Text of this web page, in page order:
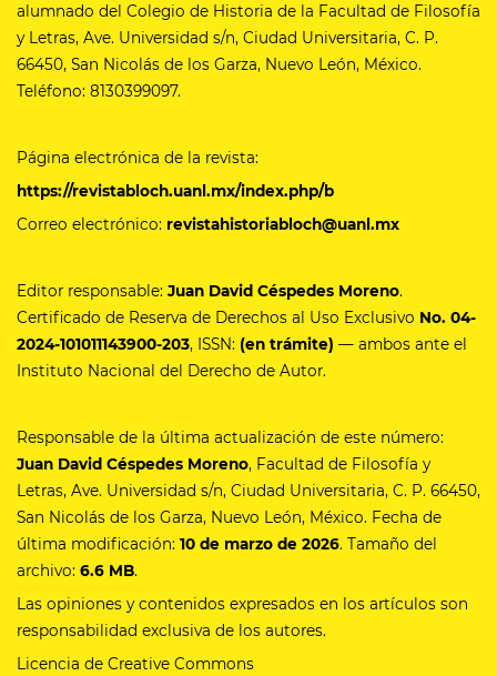
alumnado del Colegio de Historia de la Facultad de Filosofía
y Letras, Ave. Universidad s/n, Ciudad Universitaria, C. P.
66450, San Nicolás de los Garza, Nuevo León, México.
Teléfono: 8130399097.
Página electrónica de la revista:
https://revistabloch.uanl.mx/index.php/b
Correo electrónico: revistahistoriabloch@uanl.mx
Editor responsable: Juan David Céspedes Moreno.
Certificado de Reserva de Derechos al Uso Exclusivo No. 04-
2024-101011143900-203, ISSN: (en trámite) — ambos ante el
Instituto Nacional del Derecho de Autor.
Responsable de la última actualización de este número:
Juan David Céspedes Moreno, Facultad de Filosofía y
Letras, Ave. Universidad s/n, Ciudad Universitaria, C. P. 66450,
San Nicolás de los Garza, Nuevo León, México. Fecha de
última modificación: 10 de marzo de 2026. Tamaño del
archivo: 6.6 MB.
Las opiniones y contenidos expresados en los artículos son
responsabilidad exclusiva de los autores.
Licencia de Creative Commons